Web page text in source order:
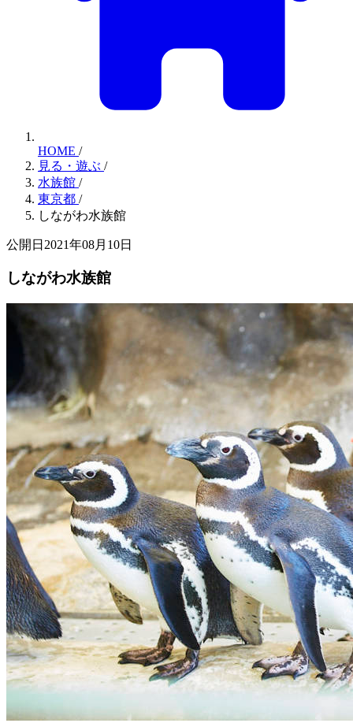
HOME /
見る・遊ぶ /
水族館 /
東京都 /
しながわ水族館
公開日2021年08月10日
しながわ水族館